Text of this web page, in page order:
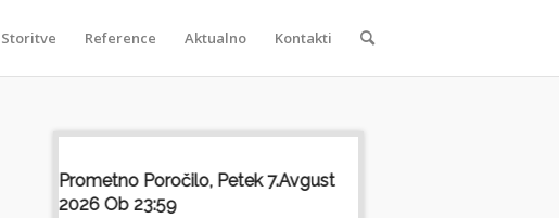
Storitve Reference Aktualno Kontakti
Prometno Poročilo, Petek 7.avgust
2026 Ob 23:59